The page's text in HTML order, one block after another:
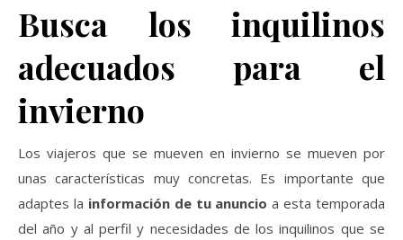
Busca los inquilinos
adecuados para el
invierno
Los viajeros que se mueven en invierno se mueven por
unas características muy concretas. Es importante que
adaptes la información de tu anuncio a esta temporada
del año y al perfil y necesidades de los inquilinos que se